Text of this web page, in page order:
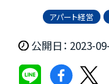
アパート経営
公開日： 2023-